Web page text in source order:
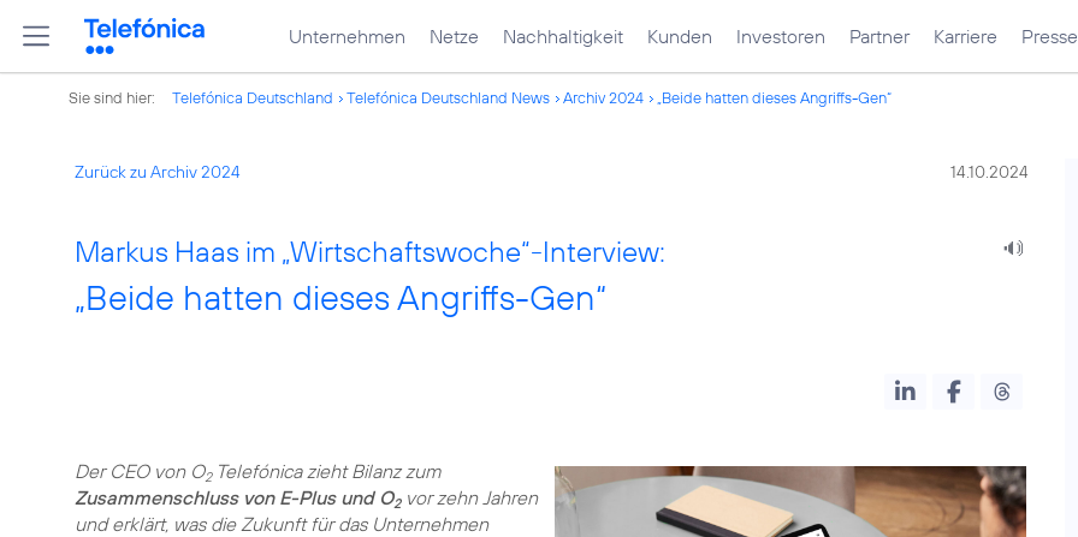
Unternehmen Netze Nachhaltigkeit Kunden Investoren Partner Karriere Presse
Sie sind hier: Telefónica Deutschland Telefónica Deutschland News Archiv 2024 „Beide hatten dieses Angriffs-Gen“
Zurück zu Archiv 2024 14.10.2024
Markus Haas im „Wirtschaftswoche“-Interview:
„Beide hatten dieses Angriffs-Gen“
Der CEO von O2Telefónica zieht Bilanz zum
Zusammenschluss von E-Plus und O2vor zehn Jahren
und erklärt, was die Zukunft für das Unternehmen